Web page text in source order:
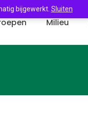
Milieu
bijgewerkt. Sluiten